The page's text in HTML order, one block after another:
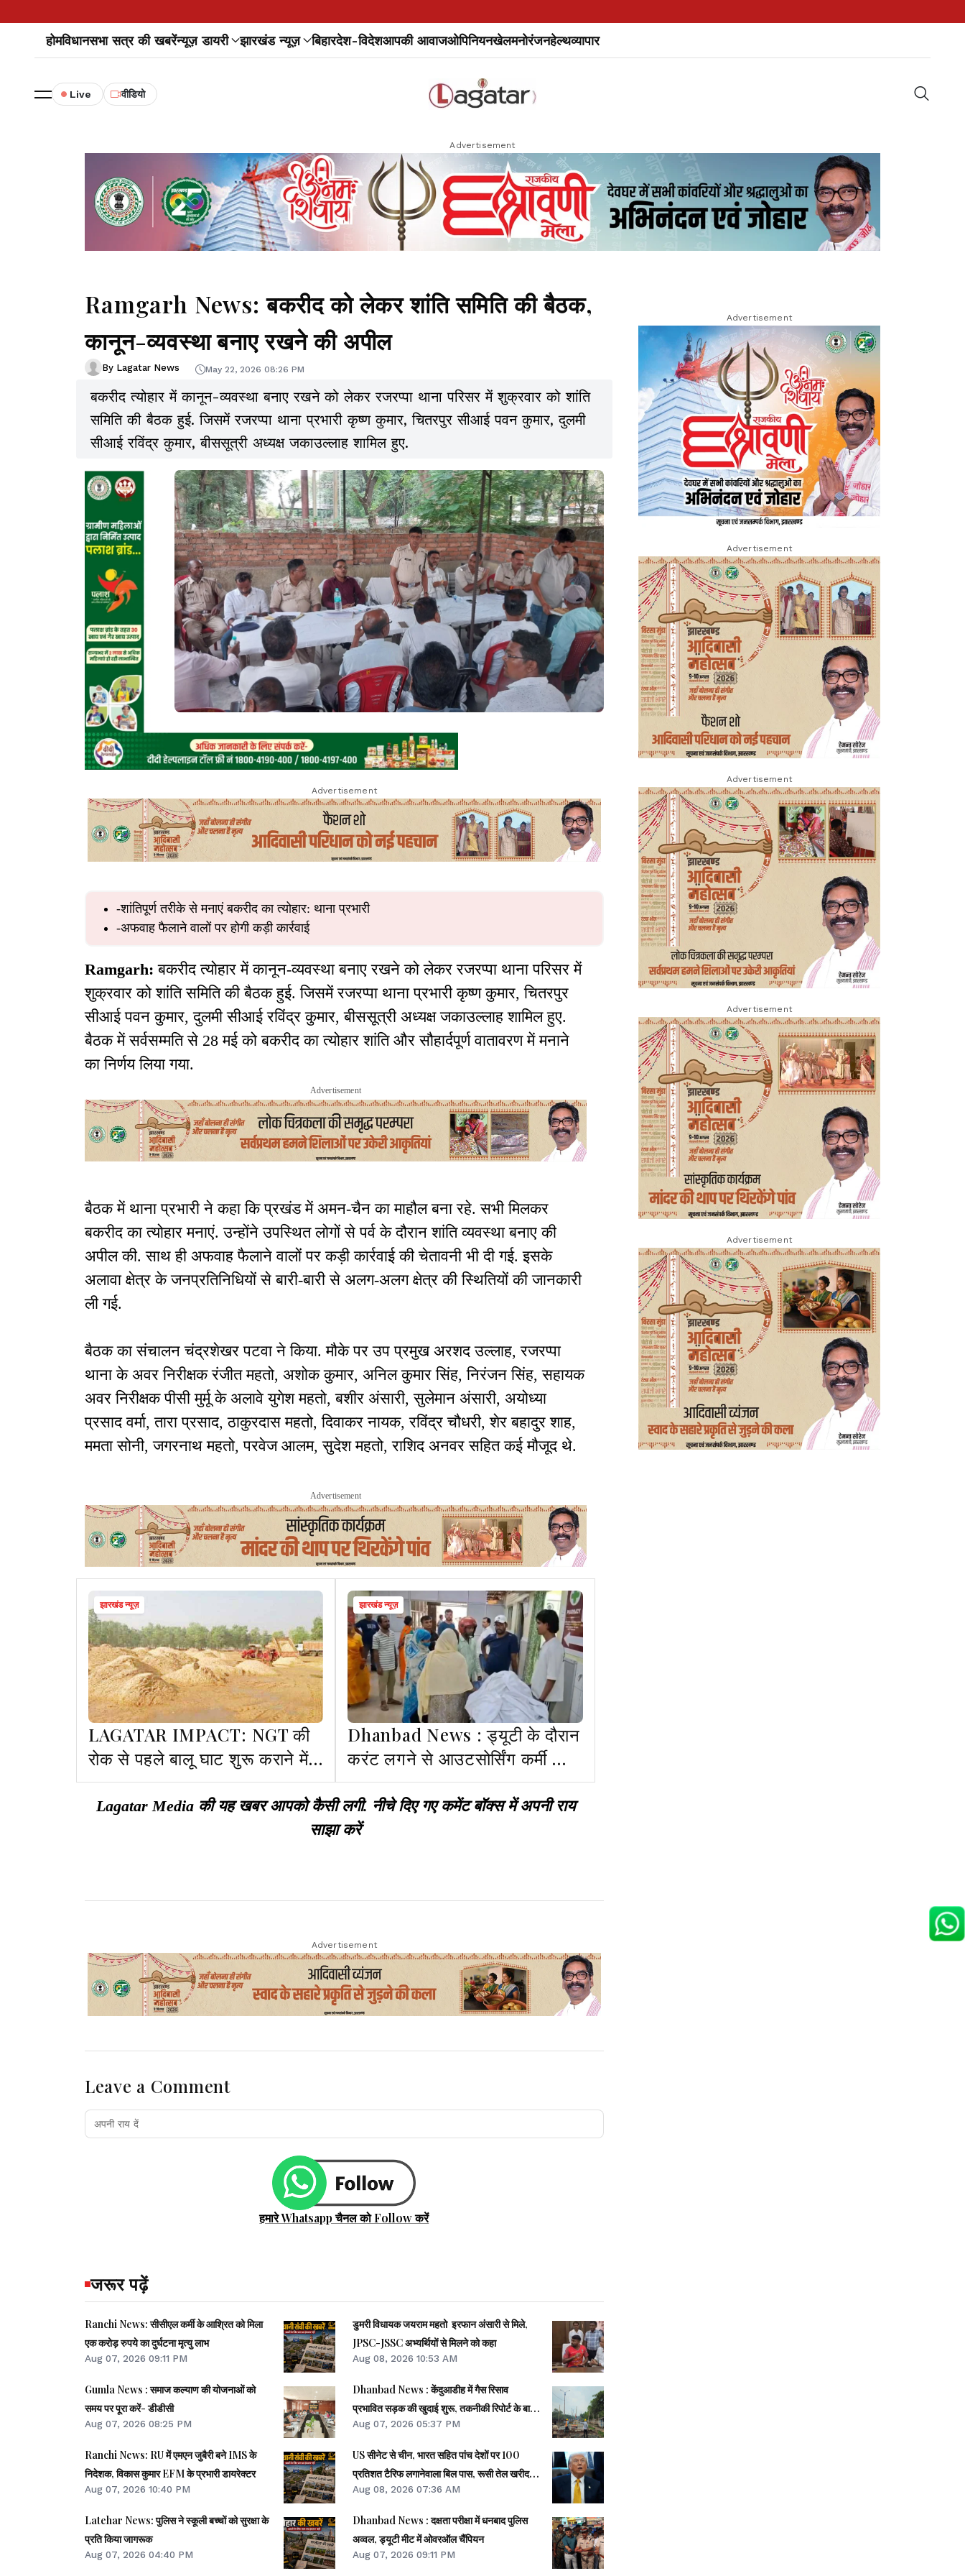
होमविधानसभा सत्र की खबरेंन्यूज़ डायरी झारखंड न्यूज़ बिहारदेश-विदेशआपकी आवाजओपिनियनखेलमनोरंजनहेल्थव्यापार
Live वीडियो
Advertisement
Ramgarh News: बकरीद को लेकर शांति समिति की बैठक,
कानून-व्यवस्था बनाए रखने की अपील
By Lagatar News May 22, 2026 08:26 PM
बकरीद त्योहार में कानून-व्यवस्था बनाए रखने को लेकर रजरप्पा थाना परिसर में शुक्रवार को शांति
समिति की बैठक हुई. जिसमें रजरप्पा थाना प्रभारी कृष्ण कुमार, चितरपुर सीआई पवन कुमार, दुलमी
सीआई रविंद्र कुमार, बीससूत्री अध्यक्ष जकाउल्लाह शामिल हुए.
Advertisement
-शांतिपूर्ण तरीके से मनाएं बकरीद का त्योहार: थाना प्रभारी
-अफवाह फैलाने वालों पर होगी कड़ी कार्रवाई
Ramgarh:बकरीद त्योहार में कानून-व्यवस्था बनाए रखने को लेकर रजरप्पा थाना परिसर में
शुक्रवार को शांति समिति की बैठक हुई. जिसमें रजरप्पा थाना प्रभारी कृष्ण कुमार, चितरपुर
सीआई पवन कुमार, दुलमी सीआई रविंद्र कुमार, बीससूत्री अध्यक्ष जकाउल्लाह शामिल हुए.
बैठक में सर्वसम्मति से 28 मई को बकरीद का त्योहार शांति और सौहार्दपूर्ण वातावरण में मनाने
का निर्णय लिया गया.
Advertisement
बैठक में थाना प्रभारी ने कहा कि प्रखंड में अमन-चैन का माहौल बना रहे. सभी मिलकर
बकरीद का त्योहार मनाएं. उन्होंने उपस्थित लोगों से पर्व के दौरान शांति व्यवस्था बनाए की
अपील की. साथ ही अफवाह फैलाने वालों पर कड़ी कार्रवाई की चेतावनी भी दी गई. इसके
अलावा क्षेत्र के जनप्रतिनिधियों से बारी-बारी से अलग-अलग क्षेत्र की स्थितियों की जानकारी
ली गई.
बैठक का संचालन चंद्रशेखर पटवा ने किया. मौके पर उप प्रमुख अरशद उल्लाह, रजरप्पा
थाना के अवर निरीक्षक रंजीत महतो, अशोक कुमार, अनिल कुमार सिंह, निरंजन सिंह, सहायक
अवर निरीक्षक पीसी मुर्मू के अलावे युगेश महतो, बशीर अंसारी, सुलेमान अंसारी, अयोध्या
प्रसाद वर्मा, तारा प्रसाद, ठाकुरदास महतो, दिवाकर नायक, रविंद्र चौधरी, शेर बहादुर शाह,
ममता सोनी, जगरनाथ महतो, परवेज आलम, सुदेश महतो, राशिद अनवर सहित कई मौजूद थे.
Advertisement
झारखंड न्यूज़
LAGATAR IMPACT: NGT की
रोक से पहले बालू घाट शुरू कराने में
विभाग सक्रिय, 22 मई को 4 और
घाटों का हुआ एग्रीमेंट
झारखंड न्यूज़
Dhanbad News : ड्यूटी के दौरान
करंट लगने से आउटसोर्सिंग कर्मी की
मौत
Lagatar Media की यह खबर आपको कैसी लगी. नीचे दिए गए कमेंट बॉक्स में अपनी राय
साझा करें
Advertisement
Leave a Comment
हमारे Whatsapp चैनल को Follow करें
जरूर पढ़ें
Ranchi News: सीसीएल कर्मी के आश्रित को मिला
एक करोड़ रुपये का दुर्घटना मृत्यु लाभ
Aug 07, 2026 09:11 PM
Gumla News : समाज कल्याण की योजनाओं को
समय पर पूरा करें- डीडीसी
Aug 07, 2026 08:25 PM
Ranchi News: RU में एमएन जुबैरी बने IMS के
निदेशक, विकास कुमार EFM के प्रभारी डायरेक्टर
Aug 07, 2026 10:40 PM
Latehar News: पुलिस ने स्कूली बच्चों को सुरक्षा के
प्रति किया जागरूक
Aug 07, 2026 04:40 PM
डुमरी विधायक जयराम महतो इरफान अंसारी से मिले,
JPSC-JSSC अभ्यर्थियों से मिलने को कहा
Aug 08, 2026 10:53 AM
Dhanbad News : केंदुआडीह में गैस रिसाव
प्रभावित सड़क की खुदाई शुरू, तकनीकी रिपोर्ट के बाद
होगा निर्णय
Aug 07, 2026 05:37 PM
US सीनेट से चीन, भारत सहित पांच देशों पर 100
प्रतिशत टैरिफ लगानेवाला बिल पास, रूसी तेल खरीदना
पड़ेगा भारी
Aug 08, 2026 07:36 AM
Dhanbad News : दक्षता परीक्षा में धनबाद पुलिस
अव्वल, ड्यूटी मीट में ओवरऑल चैंपियन
Aug 07, 2026 09:11 PM
Advertisement
Advertisement
Advertisement
Advertisement
Advertisement